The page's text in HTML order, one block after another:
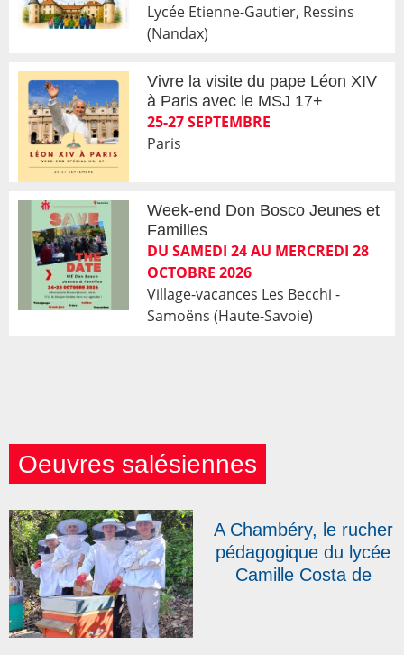
Lycée Etienne-Gautier, Ressins
(Nandax)
Vivre la visite du pape Léon XIV
à Paris avec le MSJ 17+
25-27 SEPTEMBRE
Paris
Week-end Don Bosco Jeunes et
Familles
DU SAMEDI 24 AU MERCREDI 28
OCTOBRE 2026
Village-vacances Les Becchi -
Samoëns (Haute-Savoie)
Oeuvres salésiennes
A Chambéry, le rucher
pédagogique du lycée
Camille Costa de